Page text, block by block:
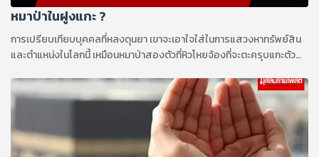
หมาป่าในฝูงแกะ ?
การเปรียบเทียบบุคคลที่หลงดุนยา เขาจะเอาใจใส่ในการแสวงหาทรัพย์สิน
และตำแหน่งในโลกนี้ เหมือนหมาป่าสองตัวที่หิวโหยจ้องที่จะตะครุบแกะตัว